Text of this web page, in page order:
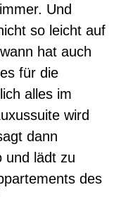
Und
so leicht auf
hat auch
für die
alles im
wird
dann
und lädt zu
des